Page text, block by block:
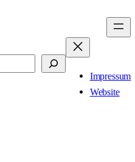
Impressum
Website